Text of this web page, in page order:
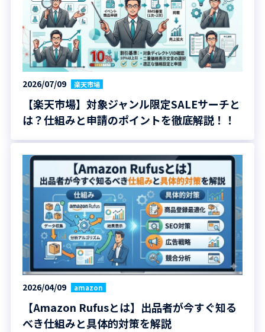
2026/07/09 楽天市場
【楽天市場】対象ジャンル限定SALEサーチと
は？仕組みと申請のポイントを徹底解説！！
2026/04/09 amazon
【Amazon Rufusとは】出品者が今すぐ知る
べき仕組みと具体的対策を解説